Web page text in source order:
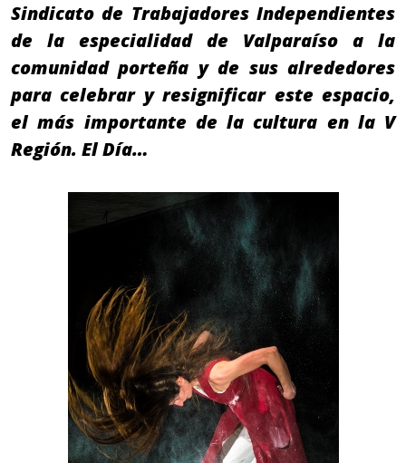
Sindicato de Trabajadores Independientes
de la especialidad de Valparaíso a la
comunidad porteña y de sus alrededores
para celebrar y resignificar este espacio,
el más importante de la cultura en la V
Región. El Día…